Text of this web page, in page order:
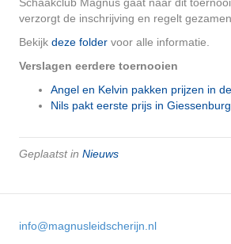
verzorgt de inschrijving en regelt
Bekijk deze folder voor alle informatie.
Verslagen eerdere toernooien
Angel en Kelvin pakken prijzen in
Nils pakt eerste prijs in Giessenburg
Geplaatst in Nieuws
info@magnusleidscherijn.nl